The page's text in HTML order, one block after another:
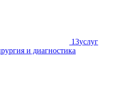
13услуг
и диагностика